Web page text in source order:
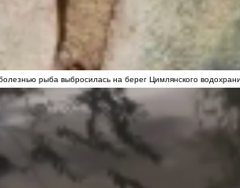
рыба выбросилась на берег Цимлянского